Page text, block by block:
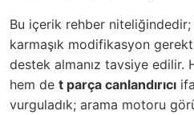
Bu içerik rehber
karmaşık modifikasyon
destek almanız tavsiye edilir.
hem de t parça canlandırıcı
vurguladık; arama motoru